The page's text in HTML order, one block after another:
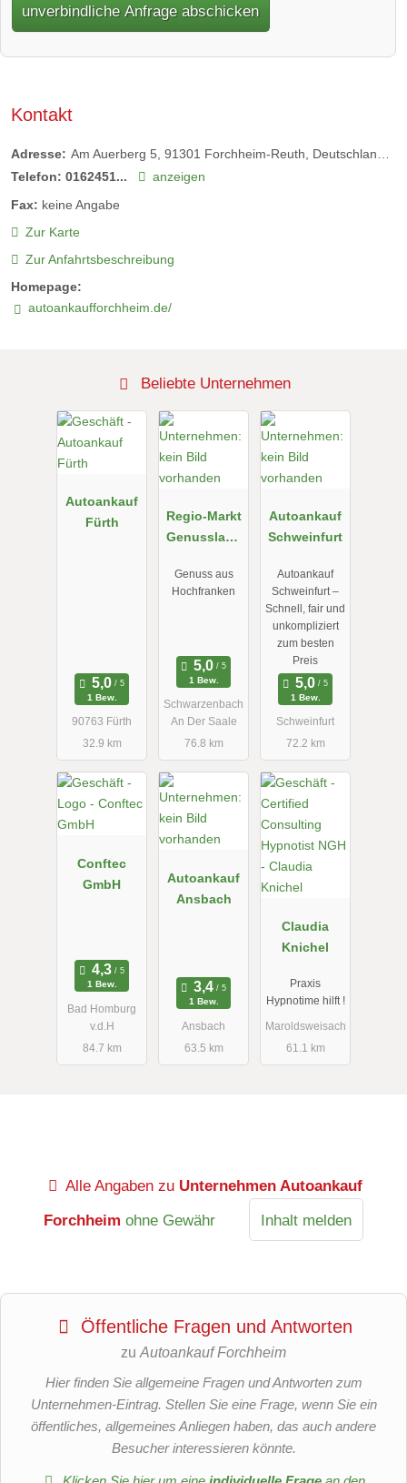
unverbindliche Anfrage abschicken
Kontakt
Adresse: Am Auerberg 5, 91301 Forchheim-Reuth, Deutschland
Telefon: 0162451...
anzeigen
Fax: keine Angabe
Zur Karte
Zur Anfahrtsbeschreibung
Homepage:
autoankaufforchheim.de/
Beliebte Unternehmen
Autoankauf
Fürth
1 Bew.
90763 Fürth
32.9 km
Regio-Markt
Genusslade
Genuss aus
Hochfranken
1 Bew.
Schwarzenbach
An Der Saale
76.8 km
Autoankauf
Schweinfurt
Autoankauf
Schweinfurt –
Schnell, fair und
unkompliziert
zum besten
Preis
1 Bew.
Schweinfurt
72.2 km
Conftec
GmbH
1 Bew.
Bad Homburg
v.d.H
84.7 km
Autoankauf
Ansbach
1 Bew.
Ansbach
63.5 km
Claudia
Knichel
Praxis
Hypnotime hilft !
Maroldsweisach
61.1 km
Alle Angaben zu Unternehmen Autoankauf
Forchheim ohne Gewähr Inhalt melden
Öffentliche Fragen und Antworten
zu Autoankauf Forchheim
Hier finden Sie allgemeine Fragen und Antworten zum
Unternehmen-Eintrag. Stellen Sie eine Frage, wenn Sie ein
öffentliches, allgemeines Anliegen haben, das auch andere
Besucher interessieren könnte.